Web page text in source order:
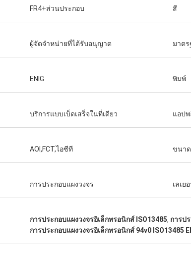
FR4+ส่วนประกอบ สี
ผู้จัดจำหน่ายที่ได้รับอนุญาต มาต
ENIG พิมพ์
บริการแบบเบ็ดเสร็จในที่เดียว แอป
AOI,FCT,ไอซีที ขนา
การประกอบแผงวงจร เลเย
การประกอบแผงวงจรอิเล็กทรอนิกส์ ISO13485, การป
การประกอบแผงวงจรอิเล็กทรอนิกส์ 94v0 ISO13485